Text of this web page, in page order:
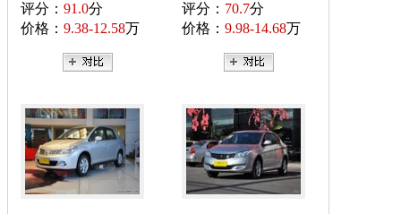
评分： 91.0分
价格： 9.38-12.58万
评分： 70.7分
价格： 9.98-14.68万